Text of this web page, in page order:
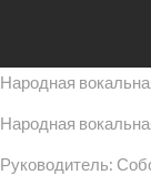
Народная
Народная
Руководитель: